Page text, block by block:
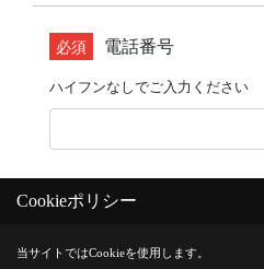
Cookieポリシー
当サイトではCookieを使用します。